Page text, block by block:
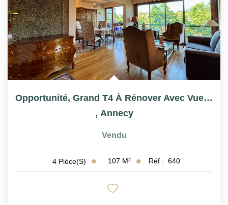
Opportunité, Grand T4 À Rénover Avec Vue Montagnes
, Annecy
Vendu
4 Pièce(s) 107 M² Réf : 640